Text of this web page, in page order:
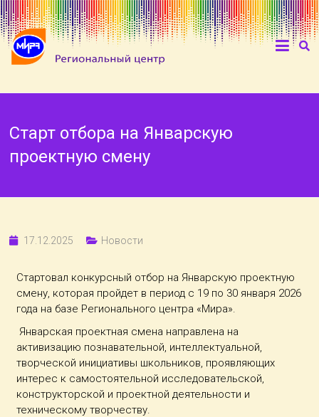
Старт отбора на Январскую
проектную смену
17.12.2025 Новости
Стартовал конкурсный отбор на Январскую проектную
смену, которая пройдет в период с 19 по 30 января 2026
года на базе Регионального центра «Мира».
Январская проектная смена направлена на
активизацию познавательной, интеллектуальной,
творческой инициативы школьников, проявляющих
интерес к самостоятельной исследовательской,
конструкторской и проектной деятельности и
техническому творчеству.